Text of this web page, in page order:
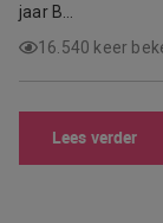
jaar B…
16.540 keer
Lees verder